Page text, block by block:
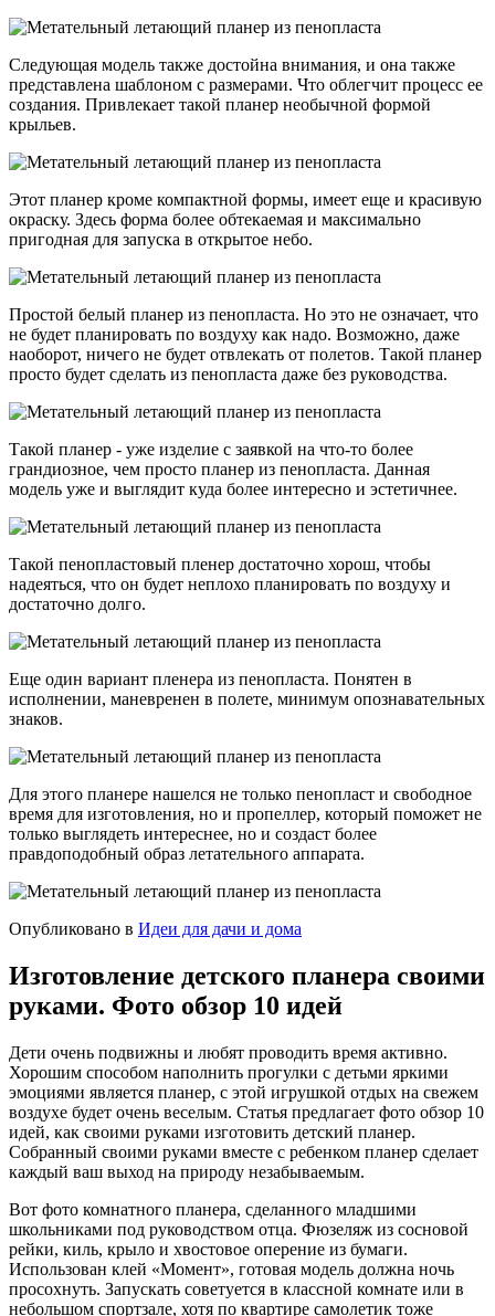
Следующая модель также достойна внимания, и она также
представлена шаблоном с размерами. Что облегчит процесс ее
создания. Привлекает такой планер необычной формой
крыльев.
Этот планер кроме компактной формы, имеет еще и красивую
окраску. Здесь форма более обтекаемая и максимально
пригодная для запуска в открытое небо.
Простой белый планер из пенопласта. Но это не означает, что
не будет планировать по воздуху как надо. Возможно, даже
наоборот, ничего не будет отвлекать от полетов. Такой планер
просто будет сделать из пенопласта даже без руководства.
Такой планер - уже изделие с заявкой на что-то более
грандиозное, чем просто планер из пенопласта. Данная
модель уже и выглядит куда более интересно и эстетичнее.
Такой пенопластовый пленер достаточно хорош, чтобы
надеяться, что он будет неплохо планировать по воздуху и
достаточно долго.
Еще один вариант пленера из пенопласта. Понятен в
исполнении, маневренен в полете, минимум опознавательных
знаков.
Для этого планере нашелся не только пенопласт и свободное
время для изготовления, но и пропеллер, который поможет не
только выглядеть интереснее, но и создаст более
правдоподобный образ летательного аппарата.
Опубликовано в Идеи для дачи и дома
Изготовление детского планера своими
руками. Фото обзор 10 идей
Дети очень подвижны и любят проводить время активно.
Хорошим способом наполнить прогулки с детьми яркими
эмоциями является планер, с этой игрушкой отдых на свежем
воздухе будет очень веселым. Статья предлагает фото обзор 10
идей, как своими руками изготовить детский планер.
Собранный своими руками вместе с ребенком планер сделает
каждый ваш выход на природу незабываемым.
Вот фото комнатного планера, сделанного младшими
школьниками под руководством отца. Фюзеляж из сосновой
рейки, киль, крыло и хвостовое оперение из бумаги.
Использован клей «Момент», готовая модель должна ночь
просохнуть. Запускать советуется в классной комнате или в
небольшом спортзале, хотя по квартире самолетик тоже